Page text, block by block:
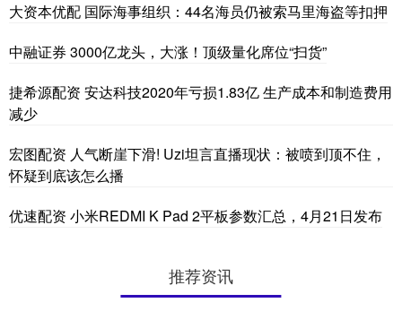
大资本优配 国际海事组织：44名海员仍被索马里海盗等扣押
中融证券 3000亿龙头，大涨！顶级量化席位“扫货”
捷希源配资 安达科技2020年亏损1.83亿 生产成本和制造费用
减少
宏图配资 人气断崖下滑! Uzi坦言直播现状：被喷到顶不住，
怀疑到底该怎么播
优速配资 小米REDMI K Pad 2平板参数汇总，4月21日发布
推荐资讯